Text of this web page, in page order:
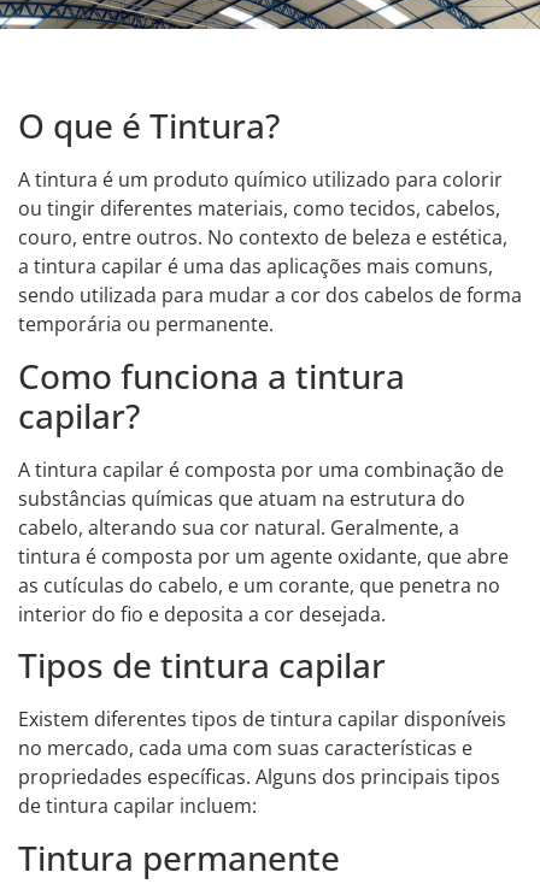
O que é Tintura?
A tintura é um produto químico utilizado para colorir
ou tingir diferentes materiais, como tecidos, cabelos,
couro, entre outros. No contexto de beleza e estética,
a tintura capilar é uma das aplicações mais comuns,
sendo utilizada para mudar a cor dos cabelos de forma
temporária ou permanente.
Como funciona a tintura
capilar?
A tintura capilar é composta por uma combinação de
substâncias químicas que atuam na estrutura do
cabelo, alterando sua cor natural. Geralmente, a
tintura é composta por um agente oxidante, que abre
as cutículas do cabelo, e um corante, que penetra no
interior do fio e deposita a cor desejada.
Tipos de tintura capilar
Existem diferentes tipos de tintura capilar disponíveis
no mercado, cada uma com suas características e
propriedades específicas. Alguns dos principais tipos
de tintura capilar incluem:
Tintura permanente